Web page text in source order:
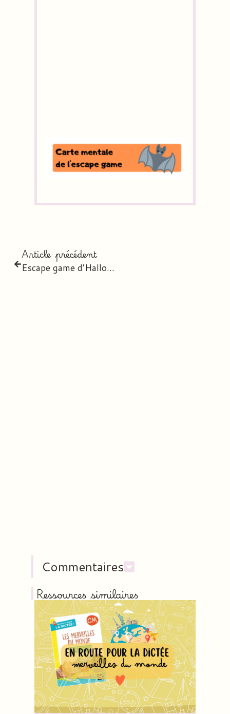
Article précédent
Escape game d’Halloween
Commentaires
Ressources similaires